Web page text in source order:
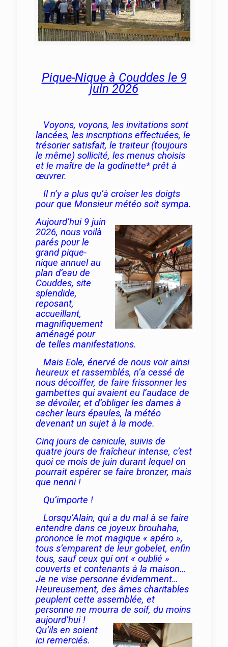
Pique-Nique à Couddes le 9
juin 2026
Voyons, voyons, les invitations sont
lancées, les inscriptions effectuées, le
trésorier satisfait, le traiteur (toujours
le même) sollicité, les menus choisis
et le maître de la godinette* prêt à
œuvrer.
Il n’y a plus qu’à croiser les doigts
pour que Monsieur météo soit sympa.
Aujourd’hui 9 juin
2026, nous voilà
parés pour le
grand pique-
nique annuel au
plan d’eau de
Couddes, site
splendide,
reposant,
accueillant,
magnifiquement
aménagé pour
de telles manifestations.
Mais Eole, énervé de nous voir ainsi
heureux et rassemblés, n’a cessé de
nous décoiffer, de faire frissonner les
gambettes qui avaient eu l’audace de
se dévoiler, et d’obliger les dames à
cacher leurs épaules, la météo
devenant un sujet à la mode.
Cinq jours de canicule, suivis de
quatre jours de fraîcheur intense, c’est
quoi ce mois de juin durant lequel on
pourrait espérer se faire bronzer, mais
que nenni !
Qu’importe !
Lorsqu’Alain, qui a du mal à se faire
entendre dans ce joyeux brouhaha,
prononce le mot magique « apéro »,
tous s’emparent de leur gobelet, enfin
tous, sauf ceux qui ont « oublié »
couverts et contenants à la maison…
Je ne vise personne évidemment…
Heureusement, des âmes charitables
peuplent cette assemblée, et
personne ne mourra de soif, du moins
aujourd’hui !
Qu’ils en soient
ici remerciés.